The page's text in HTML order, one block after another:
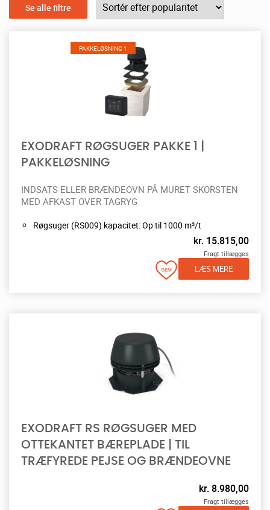
Se alle filtre
PAKKELØSNING 1
EXODRAFT RØGSUGER PAKKE 1 |
PAKKELØSNING
INDSATS ELLER BRÆNDEOVN PÅ MURET SKORSTEN
MED AFKAST OVER TAGRYG
Røgsuger (RS009) kapacitet: Op til 1000 m³/t
kr. 15.815,00
Fragt tillægges
LÆS MERE
EXODRAFT RS RØGSUGER MED
OTTEKANTET BÆREPLADE | TIL
TRÆFYREDE PEJSE OG BRÆNDEOVNE
kr.8.980,00
Fragt tillægges